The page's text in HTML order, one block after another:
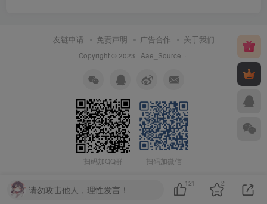
友链申请 免责声明 广告合作 关于我们
Copyright © 2023 · Aae_Source ·
扫码加QQ群 扫码加微信
请勿攻击他人，理性发言！
121 2